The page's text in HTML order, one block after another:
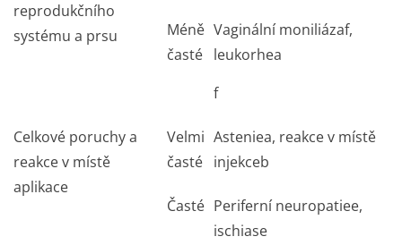
reprodukčního
systému a prsu
Méně
časté
Vaginální moniliázaf,
leukorhea
f
Celkové poruchy a
reakce v místě
aplikace
Velmi
časté
Asteniea, reakce v místě
injekceb
Časté Periferní neuropatiee,
ischiase